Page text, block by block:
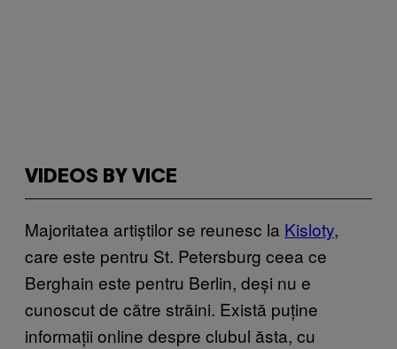
VIDEOS BY VICE
Majoritatea artiștilor se reunesc la Kisloty,
care este pentru St. Petersburg ceea ce
Berghain este pentru Berlin, deși nu e
cunoscut de către străini. Există puține
informații online despre clubul ăsta, cu